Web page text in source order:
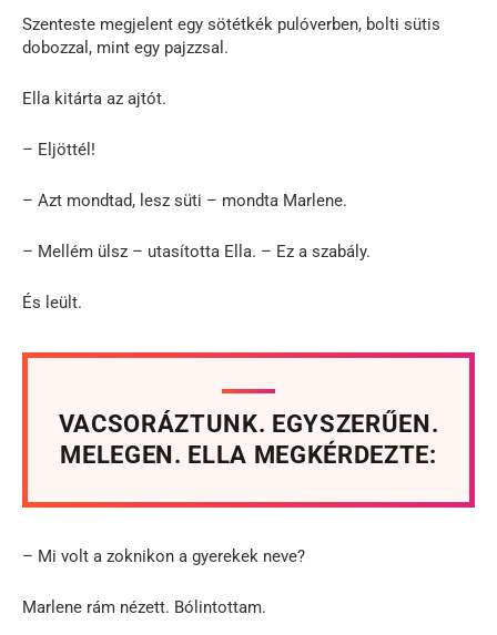
Szenteste megjelent egy sötétkék pulóverben, bolti sütis
dobozzal, mint egy pajzzsal.
Ella kitárta az ajtót.
– Eljöttél!
– Azt mondtad, lesz süti – mondta Marlene.
– Mellém ülsz – utasította Ella. – Ez a szabály.
És leült.
VACSORÁZTUNK. EGYSZERŰEN.
MELEGEN. ELLA MEGKÉRDEZTE:
– Mi volt a zoknikon a gyerekek neve?
Marlene rám nézett. Bólintottam.